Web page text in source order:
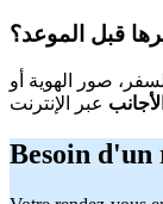
قبل الموعد؟
صور الهوية أو
Besoin d'un